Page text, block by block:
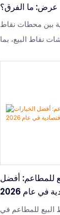
عرض: ما الفرق؟
بين محطات نقاط
نقاط البيع، بما
للمطاعم: أفضل
في عام 2026
البيع للمطاعم في